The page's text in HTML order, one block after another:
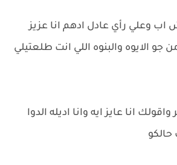
اب وعلي رأي عادل ادهم انا عزيز
الايوه والبنوه اللي انت طلعتيلي
انا عايز ايه وانا اديله الدوا